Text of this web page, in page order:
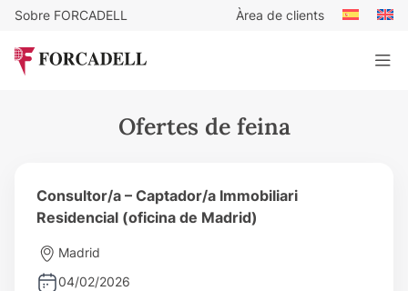
Sobre FORCADELL Àrea de clients
Ofertes de feina
Consultor/a – Captador/a Immobiliari
Residencial (oficina de Madrid)
Madrid
04/02/2026